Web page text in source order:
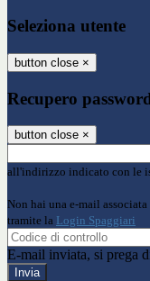
Seleziona utente
button close ×
Recupero
button close ×
all'indirizzo indicato con le
Non hai una e-mail
tramite la Login Spaggiari
E-mail inviata, si prega